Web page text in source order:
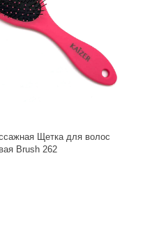
Щетка для волос
Brush 262